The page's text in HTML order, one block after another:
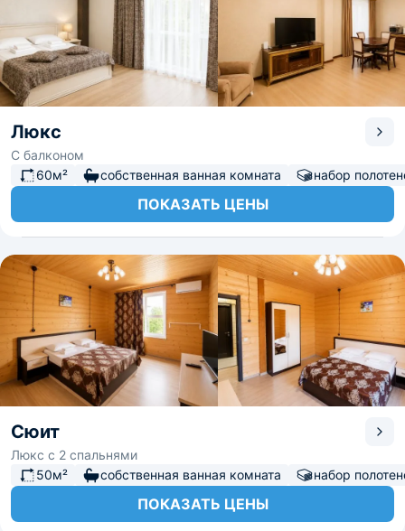
Люкс
С балконом
60м²
собственная ванная комната набор
ПОКАЗАТЬ ЦЕНЫ
Сюит
Люкс с 2 спальнями
50м²
собственная ванная комната набор
ПОКАЗАТЬ ЦЕНЫ